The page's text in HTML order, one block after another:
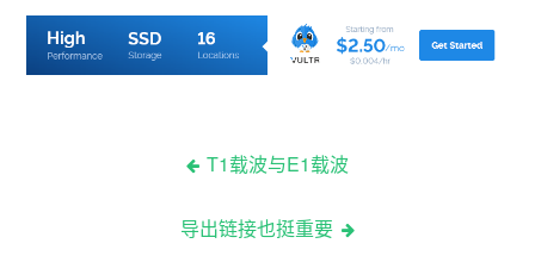
T1载波与E1载波
导出链接也挺重要